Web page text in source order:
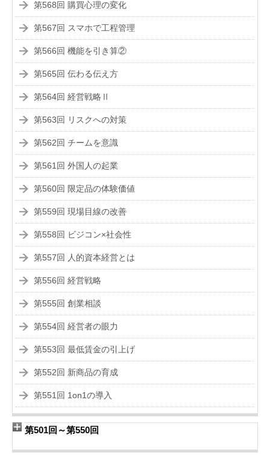
第568回 購買心理の変化
第567回 スマホで工程管理
第566回 機能を引き算②
第565回 伝わる伝え方
第564回 経営戦略Ⅱ
第563回 リスクへの対策
第562回 チームを意識
第561回 外国人の起業
第560回 限定品の体験価値
第559回 現場目線の改善
第558回 ビジコン×社会性
第557回 人的資本経営とは
第556回 経営戦略
第555回 創業相談
第554回 経営者の眼力
第553回 最低賃金の引上げ
第552回 新商品の育成
第551回 1on1の導入
第501回～第550回